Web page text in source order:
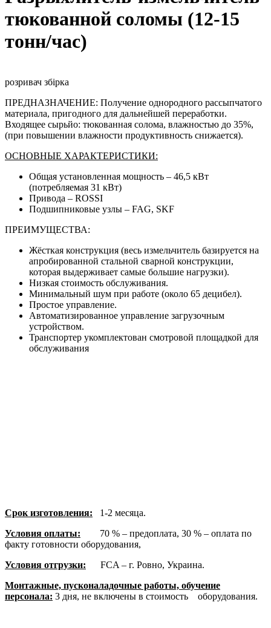
тюкованной соломы (12-15
тонн/час)
розривач збірка
ПРЕДНАЗНАЧЕНИЕ: Получение однородного рассыпчатого
материала, пригодного для дальнейшей переработки.
Входящее сырьйо: тюкованная солома, влажностью до 35%,
(при повышении влажности продуктивность снижается).
ОСНОВНЫЕ ХАРАКТЕРИСТИКИ:
Общая установленная мощность – 46,5 кВт
(потребляемая 31 кВт)
Привода – ROSSI
Подшипниковые узлы – FAG, SKF
ПРЕИМУЩЕСТВА:
Жёсткая конструкция (весь измельчитель базируется на
апробированной стальной сварной конструкции,
которая выдерживает самые большие нагрузки).
Низкая стоимость обслуживания.
Минимальный шум при работе (около 65 децибел).
Простое управление.
Автоматизированное управление загрузочным
устройством.
Транспортер укомплектован смотровой площадкой для
обслуживания
Срок изготовления:
1-2 месяца.
Условия оплаты:
70 % – предоплата, 30 % – оплата по
факту готовности оборудования,
Условия отгрузки:
FCA – г. Ровно, Украина.
Монтажные, пусконаладочные работы, обучение
персонала: 3 дня, не включены в стоимость оборудования.